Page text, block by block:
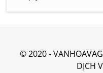
© 2020 -
DỊCH